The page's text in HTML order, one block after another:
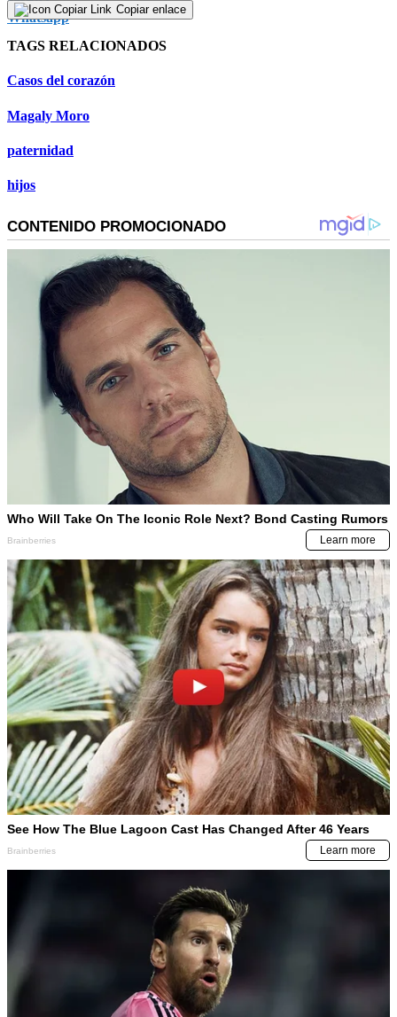
Copiar enlace
TAGS RELACIONADOS
Casos del corazón
Magaly Moro
paternidad
hijos